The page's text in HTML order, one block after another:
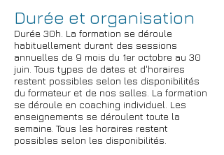
Durée et organisation
Durée 30h. La formation se déroule
habituellement durant des sessions
annuelles de 9 mois du 1er octobre au 30
juin. Tous types de dates et d'horaires
restent possibles selon les disponibilités
du formateur et de nos salles. La formation
se déroule en coaching individuel. Les
enseignements se déroulent toute la
semaine. Tous les horaires restent
possibles selon les disponibilités.